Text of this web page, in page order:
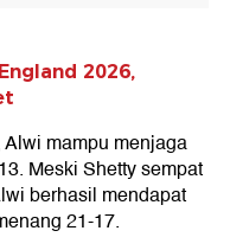
2026,
mampu menjaga
Meski Shetty sempat
berhasil mendapat
21-17.